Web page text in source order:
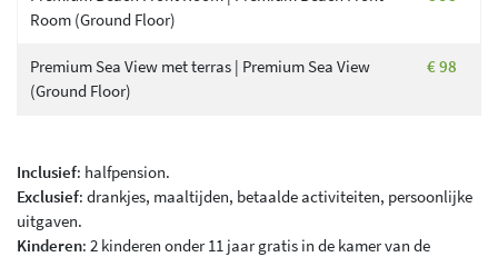
Room (Ground Floor)
Premium Sea View met terras | Premium Sea View
(Ground Floor)
€ 98
Inclusief: halfpension.
Exclusief: drankjes, maaltijden, betaalde activiteiten, persoonlijke
uitgaven.
Kinderen: 2 kinderen onder 11 jaar gratis in de kamer van de